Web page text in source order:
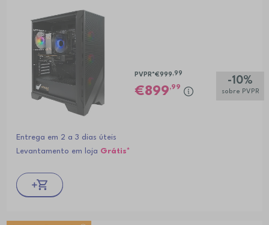
-10%
sobre PVPR
PVPR*€999 ,99
899,99
Entrega em 2 a 3 dias úteis
Levantamento em loja Grátis*